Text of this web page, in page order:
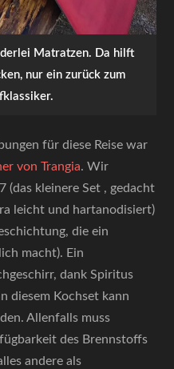
Matratzen. Da hilft
nur ein zurück zum
für diese Reise war
von Trangia. Wir
(das kleinere Set , gedacht
leicht und hartanodisiert)
die ein
macht). Ein
dank Spiritus
diesem Kochset kann
Allenfalls muss
des Brennstoffs
andere als